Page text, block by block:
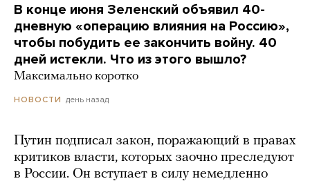
В конце июня Зеленский объявил 40-
дневную «операцию влияния на Россию»,
чтобы побудить ее закончить войну. 40
дней истекли. Что из этого вышло?
Максимально коротко
НОВОСТИ день назад
Путин подписал закон, поражающий в правах
критиков власти, которых заочно преследуют
в России. Он вступает в силу немедленно